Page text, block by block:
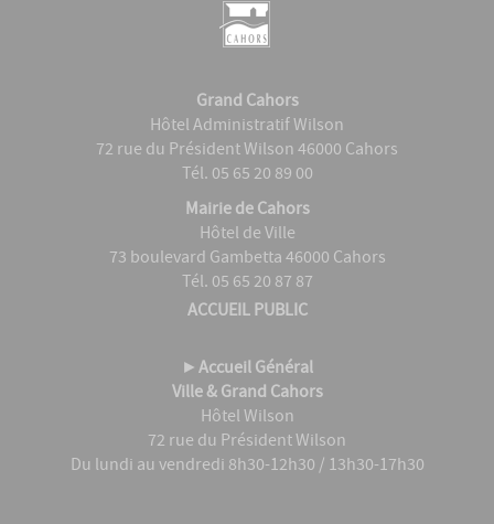
Grand Cahors
Hôtel Administratif Wilson
72 rue du Président Wilson 46000 Cahors
Tél. 05 65 20 89 00
Mairie de Cahors
Hôtel de Ville
73 boulevard Gambetta 46000 Cahors
Tél. 05 65 20 87 87
ACCUEIL PUBLIC
►Accueil Général
Ville & Grand Cahors
Hôtel Wilson
72 rue du Président Wilson
Du lundi au vendredi 8h30-12h30 / 13h30-17h30